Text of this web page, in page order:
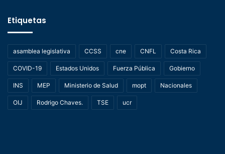
Etiquetas
asamblea legislativa CCSS cne CNFL Costa Rica
COVID-19 Estados Unidos Fuerza Pública Gobierno
INS MEP Ministerio de Salud mopt Nacionales
OIJ Rodrigo Chaves. TSE ucr